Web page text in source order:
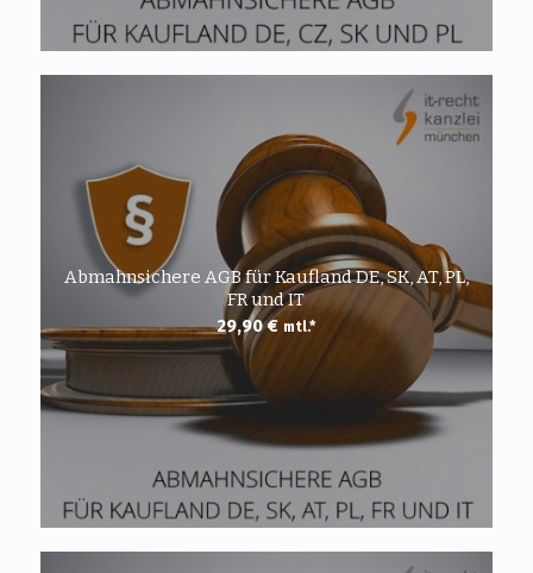
Abmahnsichere AGB für Kaufland DE, SK, AT, PL,
FR und IT
29,90€ mtl.*